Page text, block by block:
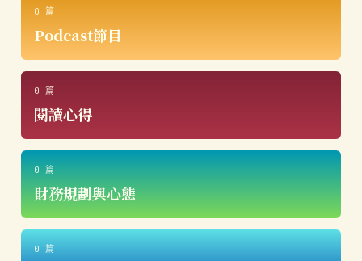
0 篇
Podcast節目
0 篇
閱讀心得
0 篇
財務規劃與心態
0 篇